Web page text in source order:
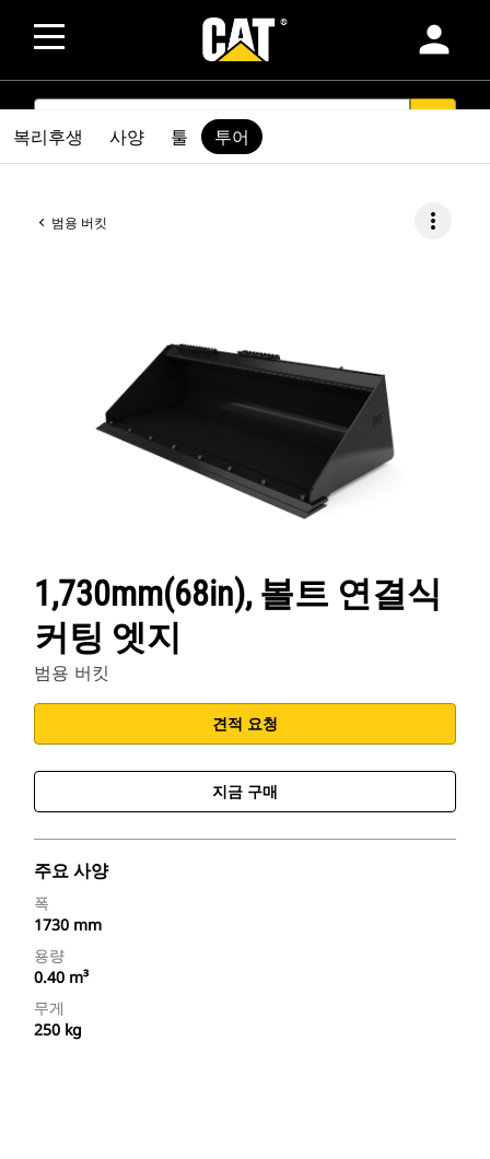
person
SEARCH
범용 버킷 more_vert
1,730mm(68in), 볼트 연결식
커팅 엣지
범용 버킷
견적 요청
지금 구매
주요 사양
폭
1730 mm
용량
0.40 m³
무게
250 kg
복리후생 사양 툴 투어